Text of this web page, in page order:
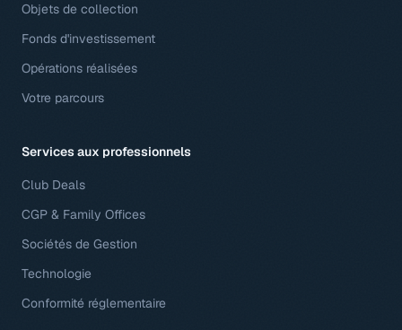
Objets de collection
Fonds d'investissement
Opérations réalisées
Votre parcours
Services aux professionnels
Club Deals
CGP & Family Offices
Sociétés de Gestion
Technologie
Conformité réglementaire